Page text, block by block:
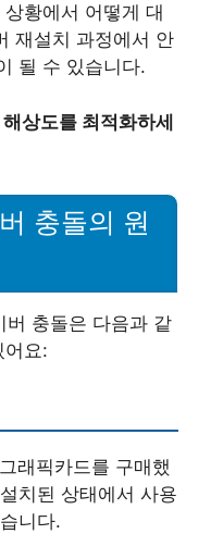
황에서 어떻게 대
재설치 과정에서 안
될 수 있습니다.
상도를 최적화하세
충돌의 원
버 충돌은 다음과 같
어요:
래픽카드를 구매했
치된 상태에서 사용
니다.